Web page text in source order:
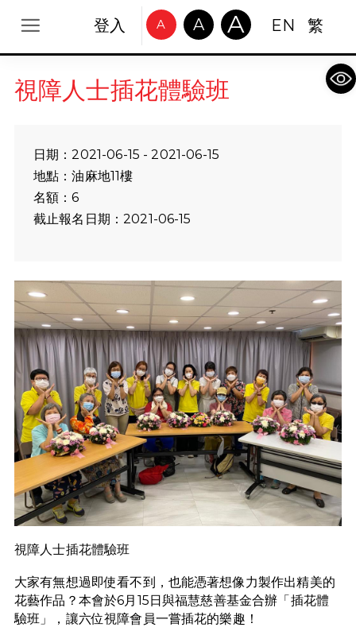
登入 A A A EN 繁
視障人士插花體驗班
日期：2021-06-15 - 2021-06-15
地點：油麻地11樓
名額：6
截止報名日期：2021-06-15
視障人士插花體驗班
大家有無想過即使看不到，也能憑著想像力製作出精美的
花藝作品？本會於6月15日與福慧慈善基金合辦「插花體
驗班」，讓六位視障會員一嘗插花的樂趣！